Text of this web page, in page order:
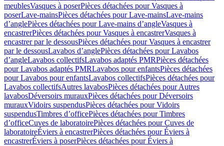
meublesVasques à poserPièces détachées pour Vasques à
poserLave-mainsPièces détachées pour Lave-mainsLave-mains
d’anglePièces détachées pour Lave-mains d’angleVasques à
encastrerPièces détachées pour Vasques à encastrerVasques à
encastrer par le dessousPièces détachées pour Vasques à encastrer
par le dessousLavabos d’anglePièces détachées pour Lavabos
d’angleLavabos collectifsLavabos adaptés PMRPièces détachées
pour Lavabos adaptés PMRLavabos pour enfantsPièces détachées
pour Lavabos pour enfantsLavabos collectifsPièces détachées pour
Lavabos collectifsAutres lavabosPièces détachées pour Autres
lavabosDéversoirs murauxPièces détachées pour Déversoirs
murauxVidoirs suspendusPièces détachées pour Vidoirs
suspendusTimbres dʼofficePièces détachées pour Timbres
dʼofficeCuves de laboratoirePièces détachées pour Cuves de
laboratoireÉviers à encastrerPièces détachées pour Éviers à
encastrerÉviers à poserPièces détachées pour Éviers à